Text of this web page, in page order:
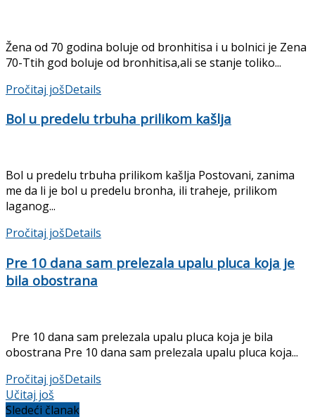
Žena od 70 godina boluje od bronhitisa i u bolnici je Zena
70-Ttih god boluje od bronhitisa,ali se stanje toliko...
Pročitaj jošDetails
Bol u predelu trbuha prilikom kašlja
Bol u predelu trbuha prilikom kašlja Postovani, zanima
me da li je bol u predelu bronha, ili traheje, prilikom
laganog...
Pročitaj jošDetails
Pre 10 dana sam prelezala upalu pluca koja je
bila obostrana
Pre 10 dana sam prelezala upalu pluca koja je bila
obostrana Pre 10 dana sam prelezala upalu pluca koja...
Pročitaj jošDetails
Učitaj još
Sledeći članak